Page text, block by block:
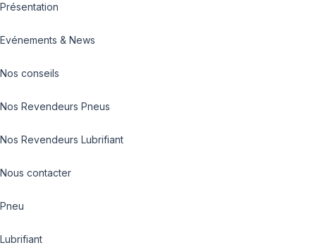
Présentation
Evénements & News
Nos conseils
Nos Revendeurs Pneus
Nos Revendeurs Lubrifiant
Nous contacter
Pneu
Lubrifiant